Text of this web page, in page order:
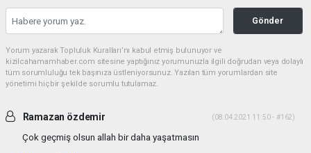
Gönder
Yorum yazarak Topluluk Kuralları’nı kabul etmiş bulunuyor ve
kizilcahamamhaber.com sitesine yaptığınız yorumunuzla ilgili doğrudan veya dolaylı
tüm sorumluluğu tek başınıza üstleniyorsunuz. Yazılan tüm yorumlardan site
yönetimi hiçbir şekilde sorumlu tutulamaz.
Ramazan özdemir (08.04.2021 11:50 - #162)
Çok geçmiş olsun allah bir daha yaşatmasın